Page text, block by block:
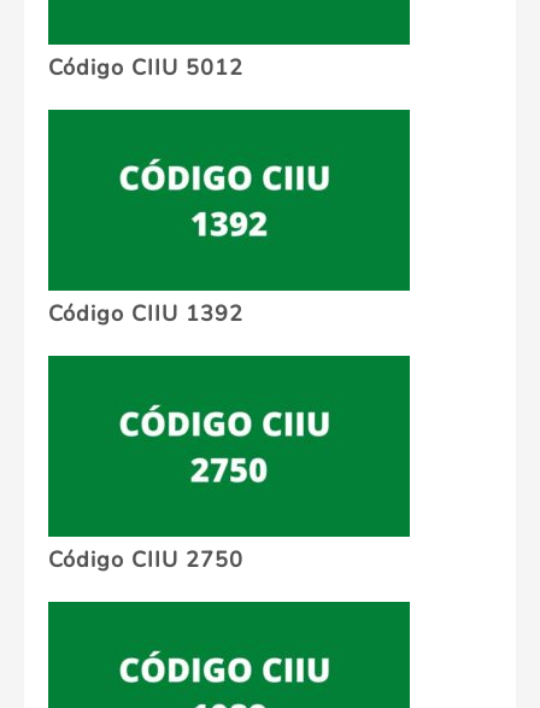
Código CIIU 5012
Código CIIU 1392
Código CIIU 2750